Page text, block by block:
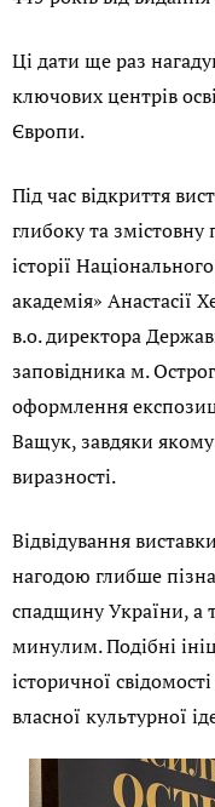
Ці дати ще раз
ключових центрів
Європи.
Під час відкриття
глибоку та
історії
академія» Анастасії
в.о. директора
заповідника м.
оформлення
Ващук, завдяки якому
виразності.
Відвідування
нагодою глибше
спадщину України, а
минулим. Подібні
історичної
власної культурної